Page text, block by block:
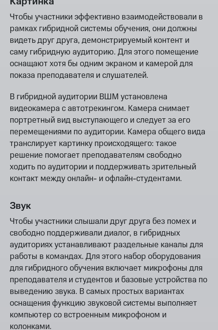
Чтобы участники эффективно взаимодействовали в
рамках гибридной системы обучения, они должны
видеть друг друга, демонстрируемый контент и
саму гибридную аудиторию. Для этого помещение
оснащают хотя бы одним экраном и камерой для
показа преподавателя и слушателей.
В гибридной аудитории ВШМ установлена
видеокамера с автотрекингом. Камера снимает
портретный вид выступающего и следует за его
перемещениями по аудитории. Камера общего вида
транслирует картинку происходящего: такое
решение помогает преподавателям свободно
ходить по аудитории и поддерживать зрительный
контакт между онлайн- и офлайн-студентами.
Звук
Чтобы участники слышали друг друга без помех и
свободно поддерживали диалог, в гибридных
аудиториях устанавливают раздельные каналы для
работы в командах. Для этого набор оборудования
для гибридного обучения включает микрофоны для
преподавателя и студентов и базовые устройства по
выведению звука. В самых простых вариантах
оснащения функцию звуковой системы выполняет
компьютер со встроенным микрофоном и
колонками.